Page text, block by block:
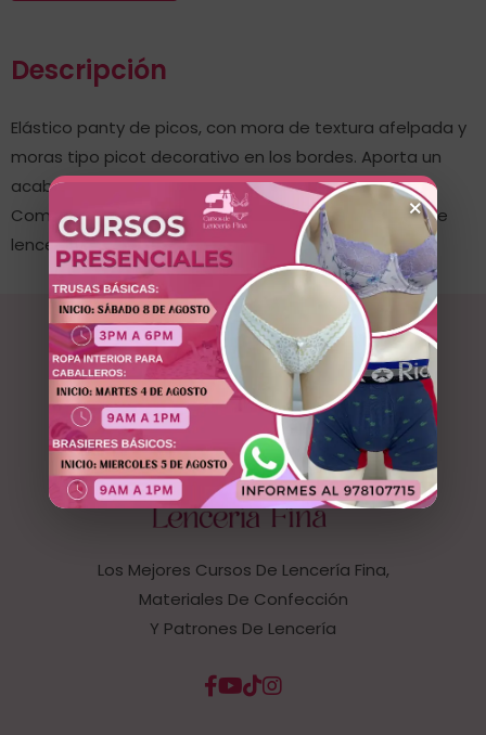
Descripción
Elástico panty de picos, con mora de textura afelpada y
moras tipo picot decorativo en los bordes. Aporta un
acabado femenino y elegante a trusas y panties.
Combina funcionalidad con estética para prendas de
lencería con detalle especial.
Los Mejores Cursos De Lencería Fina,
Materiales De Confección
Y Patrones De Lencería
×